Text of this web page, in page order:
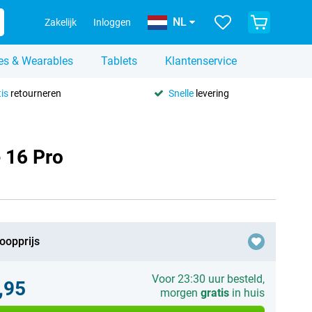
Zakelijk Inloggen NL
& Wearables Tablets Klantenservice
retourneren Snellelevering
16 Pro
Voor 23:30 uur besteld,
morgen gratisin huis